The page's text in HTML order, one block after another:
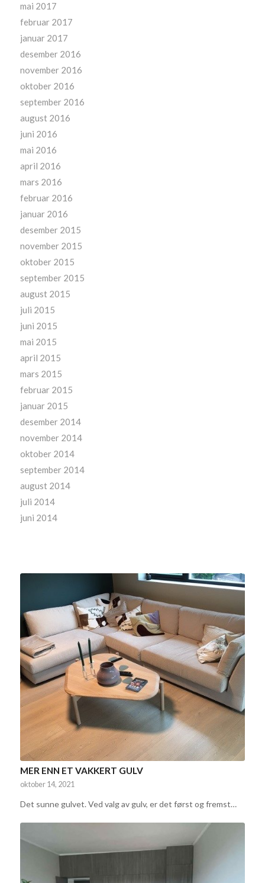
MER ENN ET VAKKERT GULV
oktober 14, 2021
Det sunne gulvet. Ved valg av gulv, er det først og fremst…
mai 2017
februar 2017
januar 2017
desember 2016
november 2016
oktober 2016
september 2016
august 2016
juni 2016
mai 2016
april 2016
mars 2016
februar 2016
januar 2016
desember 2015
november 2015
oktober 2015
september 2015
august 2015
juli 2015
juni 2015
mai 2015
april 2015
mars 2015
februar 2015
januar 2015
desember 2014
november 2014
oktober 2014
september 2014
august 2014
juli 2014
juni 2014